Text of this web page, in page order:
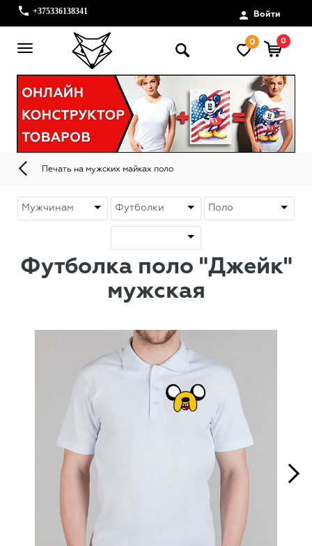
+375336138341 Войти
0 0
Печать на мужских майках поло
Футболка поло "Джейк"
мужская